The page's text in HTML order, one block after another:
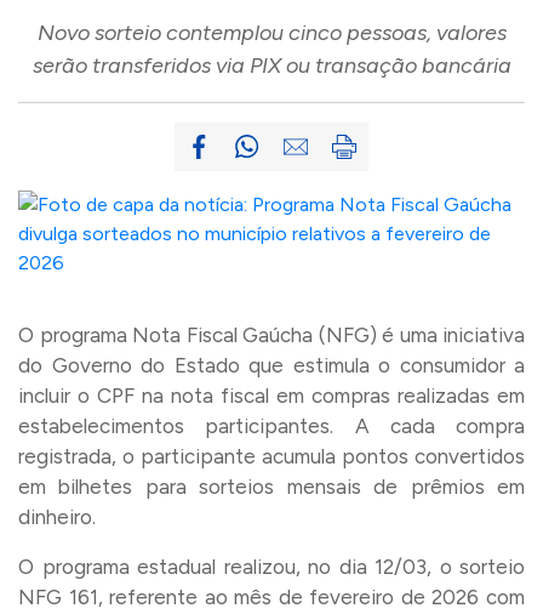
Novo sorteio contemplou cinco pessoas, valores
serão transferidos via PIX ou transação bancária
O programa Nota Fiscal Gaúcha (NFG) é uma iniciativa
do Governo do Estado que estimula o consumidor a
incluir o CPF na nota fiscal em compras realizadas em
estabelecimentos participantes. A cada compra
registrada, o participante acumula pontos convertidos
em bilhetes para sorteios mensais de prêmios em
dinheiro.
O programa estadual realizou, no dia 12/03, o sorteio
NFG 161, referente ao mês de fevereiro de 2026 com